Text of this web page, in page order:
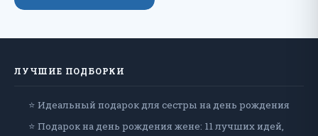
ЛУЧШИЕ ПОДБОРКИ
⭐ Идеальный подарок для сестры на день рождения
⭐ Подарок на день рождения жене: 11 лучших идей,